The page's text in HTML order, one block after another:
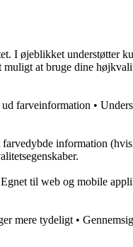
I øjeblikket understøtter
at bruge dine
farveinformation •
information
til web og mobile
tydeligt •